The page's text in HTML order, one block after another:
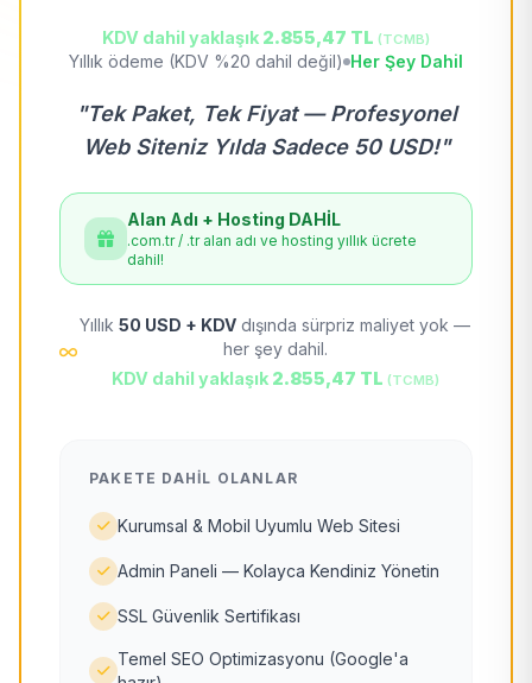
KDV dahil yaklaşık 2.855,47 TL (TCMB)
Yıllık ödeme (KDV %20 dahil değil) Her Şey Dahil
"Tek Paket, Tek Fiyat — Profesyonel
Web Siteniz Yılda Sadece 50 USD!"
Alan Adı + Hosting DAHİL
.com.tr / .tr alan adı ve hosting yıllık ücrete
dahil!
Yıllık 50 USD + KDV dışında sürpriz maliyet yok —
her şey dahil.
KDV dahil yaklaşık 2.855,47 TL (TCMB)
PAKETE DAHIL OLANLAR
Kurumsal & Mobil Uyumlu Web Sitesi
Admin Paneli — Kolayca Kendiniz Yönetin
SSL Güvenlik Sertifikası
Temel SEO Optimizasyonu (Google'a